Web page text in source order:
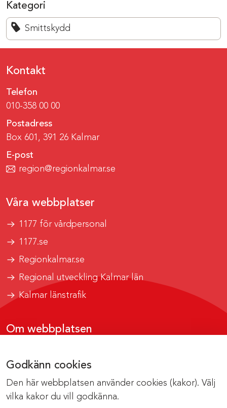
Godkänn cookies
Den här webbplatsen använder cookies (kakor). Välj
vilka kakor du vill godkänna.
Kategori
Smittskydd
Kontakt
Telefon
010-358 00 00
Postadress
Box 601, 391 26 Kalmar
E-post
region@regionkalmar.se
Våra webbplatser
1177 för vårdpersonal
1177.se
Regionkalmar.se
Regional utveckling Kalmar län
Kalmar länstrafik
Om webbplatsen
Om cookies
Kontakta webbredaktionen